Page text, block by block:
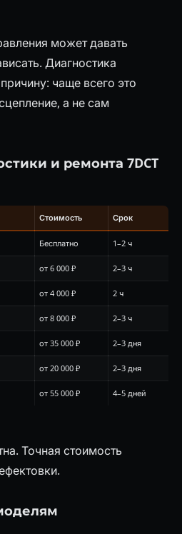
может давать
Диагностика
чаще всего это
а не сам
и ремонта 7DCT
Стоимость Срок
Бесплатно 1–2 ч
от 6 000 ₽ 2–3 ч
от 4 000 ₽ 2 ч
от 8 000 ₽ 2–3 ч
от 35 000 ₽ 2–3 дня
от 20 000 ₽ 2–3 дня
от 55 000 ₽ 4–5 дней
Точная стоимость